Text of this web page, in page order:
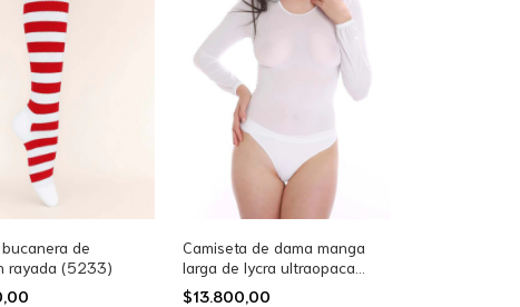
de
rayada (5233)
Camiseta de dama manga
larga de lycra ultraopaca
talles especiales (5002E)
$13.800,00